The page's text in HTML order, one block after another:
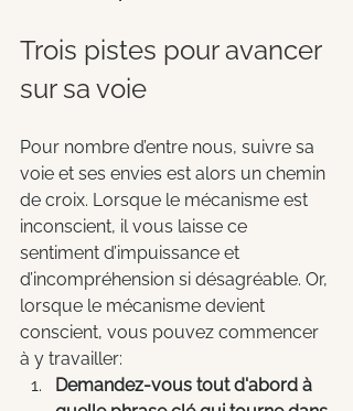
Trois pistes pour avancer
sur sa voie
Pour nombre d’entre nous, suivre sa
voie et ses envies est alors un chemin
de croix. Lorsque le mécanisme est
inconscient, il vous laisse ce
sentiment d’impuissance et
d’incompréhension si désagréable. Or,
lorsque le mécanisme devient
conscient, vous pouvez commencer
à y travailler:
Demandez-vous tout d'abord à